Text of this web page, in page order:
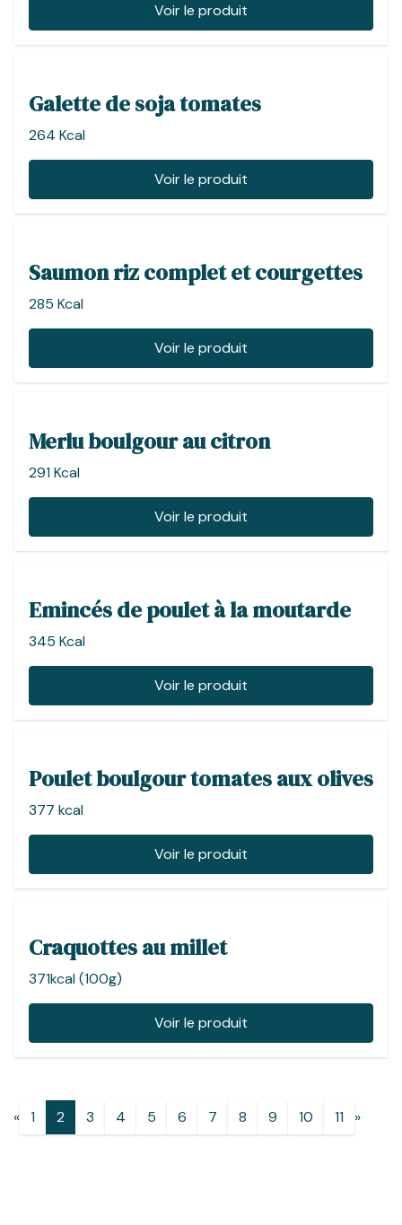
Voir le produit
Galette de soja tomates
264 Kcal
Voir le produit
Saumon riz complet et courgettes
285 Kcal
Voir le produit
Merlu boulgour au citron
291 Kcal
Voir le produit
Emincés de poulet à la moutarde
345 Kcal
Voir le produit
Poulet boulgour tomates aux olives
377 kcal
Voir le produit
Craquottes au millet
371kcal (100g)
Voir le produit
« 1 2 3 4 5 6 7 8 9 10 11 »